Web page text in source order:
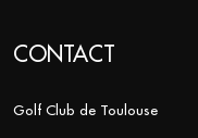
CONTACT
Golf Club de Toulouse